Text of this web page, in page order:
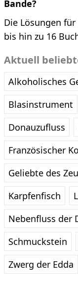
Bande?
Die Lösungen
bis hin zu 16
Aktuell
Alkoholisches
Blasinstrument
Donauzufluss
Französischer
Geliebte des
Karpfenfisch
Nebenfluss der
Schmuckstein
Zwerg der Edda